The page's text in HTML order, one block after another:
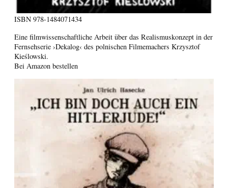
ISBN 978-1484071434
Eine filmwissenschaftliche Arbeit über das Realismuskonzept in der
Fernsehserie ›Dekalog‹ des polnischen Filmemachers Krzysztof
Kieślowski.
Bei Amazon bestellen